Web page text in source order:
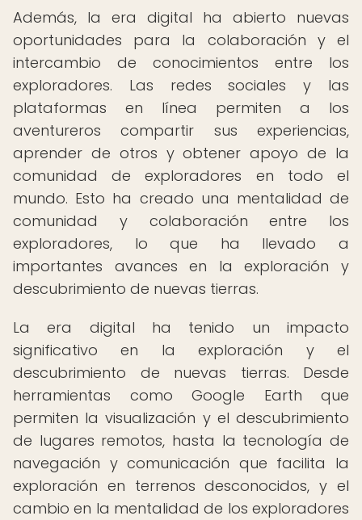
Además, la era digital ha abierto nuevas
oportunidades para la colaboración y el
intercambio de conocimientos entre los
exploradores. Las redes sociales y las
plataformas en línea permiten a los
aventureros compartir sus experiencias,
aprender de otros y obtener apoyo de la
comunidad de exploradores en todo el
mundo. Esto ha creado una mentalidad de
comunidad y colaboración entre los
exploradores, lo que ha llevado a
importantes avances en la exploración y
descubrimiento de nuevas tierras.
La era digital ha tenido un impacto
significativo en la exploración y el
descubrimiento de nuevas tierras. Desde
herramientas como Google Earth que
permiten la visualización y el descubrimiento
de lugares remotos, hasta la tecnología de
navegación y comunicación que facilita la
exploración en terrenos desconocidos, y el
cambio en la mentalidad de los exploradores